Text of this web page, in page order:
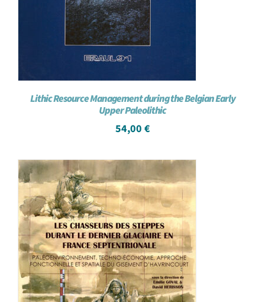
Lithic Resource Management during the Belgian Early
Upper Paleolithic
54,00 €